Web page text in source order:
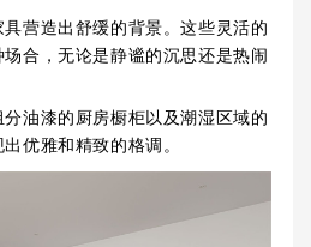
营造出舒缓的背景。这些灵活的
合，无论是静谧的沉思还是热闹
油漆的厨房橱柜以及潮湿区域的
优雅和精致的格调。